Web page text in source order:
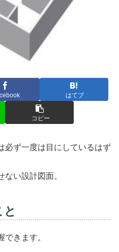
はてブ
コピー
必ず一度は目にしているはず
い設計図面。
と
きます。